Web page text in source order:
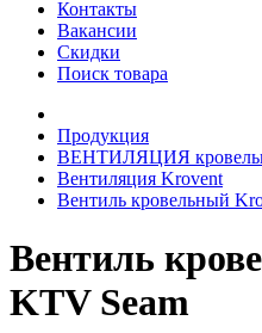
Контакты
Вакансии
Скидки
Поиск товара
Продукция
ВЕНТИЛЯЦИЯ
Вентиляция Krovent
Вентиль кровельный
Вентиль
KTV Seam